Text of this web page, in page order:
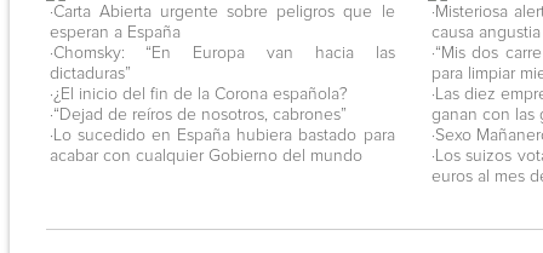
·Carta Abierta urgente sobre peligros que le
esperan a España
·Chomsky: “En Europa van hacia las
dictaduras”
·¿El inicio del fin de la Corona española?
·“Dejad de reíros de nosotros, cabrones”
·Lo sucedido en España hubiera bastado para
acabar con cualquier Gobierno del mundo
·Misteriosa
causa
·“Mis dos
para limpiar
·Las diez
ganan con las
·Sexo
·Los suizos
euros al mes